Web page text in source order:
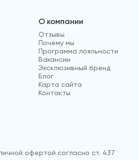
О компании
Отзывы
Почему мы
Программа лояльности
Вакансии
Эксклюзивный бренд
Блог
Карта сайта
Контакты
офертой согласно ст. 437